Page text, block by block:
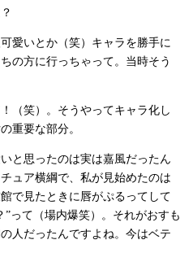
愛いとか（笑）キャラを勝手に
の方に行っちゃって。当時そう
（笑）。そうやってキャラ化し
重要な部分。
と思ったのは実は嘉風だったん
ュア横綱で、私が見始めたのは
で見たときに唇がぷるってして
って（場内爆笑）。それがおすも
人だったんですよね。今はベテ